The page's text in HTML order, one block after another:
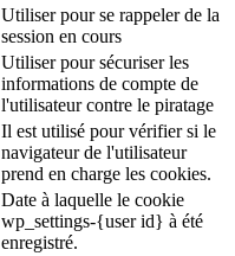
Utiliser pour se rappeler de la
session en cours
Utiliser pour sécuriser les
informations de compte de
l'utilisateur contre le piratage
Il est utilisé pour vérifier si le
navigateur de l'utilisateur
prend en charge les cookies.
Date à laquelle le cookie
wp_settings-{user id} à été
enregistré.